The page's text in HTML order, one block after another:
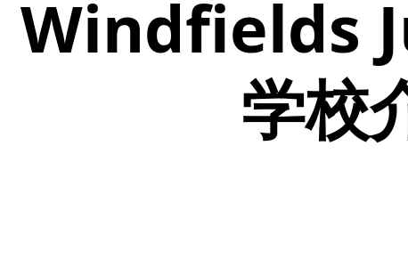
Windfields
学校